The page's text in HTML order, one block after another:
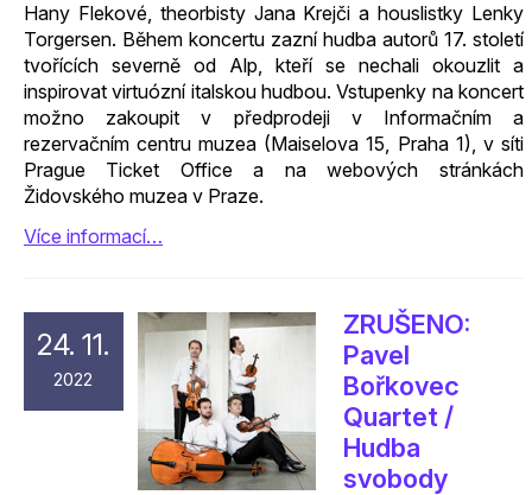
Hany Flekové, theorbisty Jana Krejči a houslistky Lenky
Torgersen. Během koncertu zazní hudba autorů 17. století
tvořících severně od Alp, kteří se nechali okouzlit a
inspirovat virtuózní italskou hudbou. Vstupenky na koncert
možno zakoupit v předprodeji v Informačním a
rezervačním centru muzea (Maiselova 15, Praha 1), v síti
Prague Ticket Office a na webových stránkách
Židovského muzea v Praze.
Více informací…
24. 11.
2022
ZRUŠENO:
Pavel
Bořkovec
Quartet /
Hudba
svobody